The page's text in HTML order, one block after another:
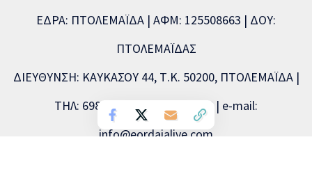
ΕΔΡΑ: ΠΤΟΛΕΜΑΪΔΑ | ΑΦΜ: 125508663 | ΔΟΥ:
ΠΤΟΛΕΜΑΪΔΑΣ
ΔΙΕΥΘΥΝΣΗ: ΚΑΥΚΑΣΟΥ 44, Τ.Κ. 50200, ΠΤΟΛΕΜΑΪΔΑ |
ΤΗΛ: 6981893715, 2463504856 | e-mail:
info@eordaialive.com